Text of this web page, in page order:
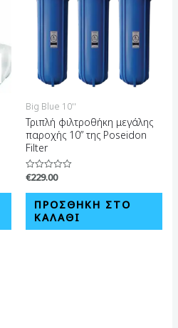
Big Blue 10''
Τριπλή φιλτροθήκη μεγάλης
παροχής 10” της Poseidon
Filter
Βαθμολογήθηκε
0
από
€229.00
ΠΡΟΣΘΉΚΗ ΣΤΟ
ΚΑΛΆΘΙ